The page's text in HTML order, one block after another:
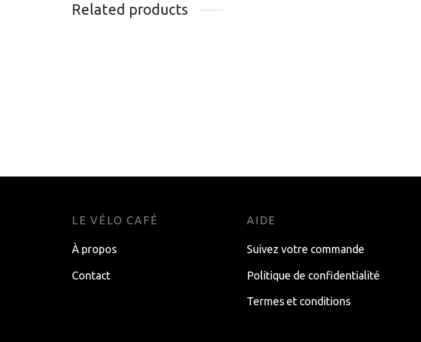
Related products
Choisir les options
Choisir les options
LE VÉLO CAFÉ
À propos
Contact
AIDE
Suivez votre commande
Politique de confidentialité
Termes et conditions